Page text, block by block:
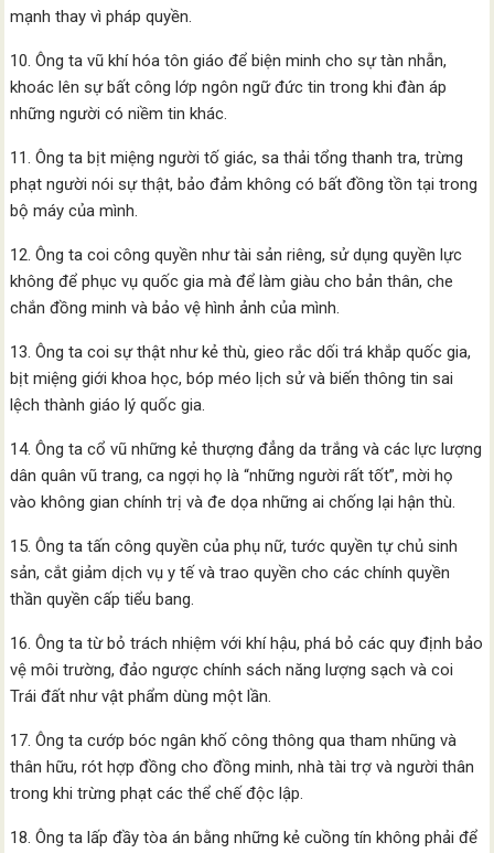
mạnh thay vì pháp quyền.
10. Ông ta vũ khí hóa tôn giáo để biện minh cho sự tàn nhẫn,
khoác lên sự bất công lớp ngôn ngữ đức tin trong khi đàn áp
những người có niềm tin khác.
11. Ông ta bịt miệng người tố giác, sa thải tổng thanh tra, trừng
phạt người nói sự thật, bảo đảm không có bất đồng tồn tại trong
bộ máy của mình.
12. Ông ta coi công quyền như tài sản riêng, sử dụng quyền lực
không để phục vụ quốc gia mà để làm giàu cho bản thân, che
chắn đồng minh và bảo vệ hình ảnh của mình.
13. Ông ta coi sự thật như kẻ thù, gieo rắc dối trá khắp quốc gia,
bịt miệng giới khoa học, bóp méo lịch sử và biến thông tin sai
lệch thành giáo lý quốc gia.
14. Ông ta cổ vũ những kẻ thượng đẳng da trắng và các lực lượng
dân quân vũ trang, ca ngợi họ là “những người rất tốt”, mời họ
vào không gian chính trị và đe dọa những ai chống lại hận thù.
15. Ông ta tấn công quyền của phụ nữ, tước quyền tự chủ sinh
sản, cắt giảm dịch vụ y tế và trao quyền cho các chính quyền
thần quyền cấp tiểu bang.
16. Ông ta từ bỏ trách nhiệm với khí hậu, phá bỏ các quy định bảo
vệ môi trường, đảo ngược chính sách năng lượng sạch và coi
Trái đất như vật phẩm dùng một lần.
17. Ông ta cướp bóc ngân khố công thông qua tham nhũng và
thân hữu, rót hợp đồng cho đồng minh, nhà tài trợ và người thân
trong khi trừng phạt các thể chế độc lập.
18. Ông ta lấp đầy tòa án bằng những kẻ cuồng tín không phải để